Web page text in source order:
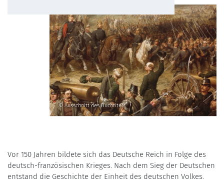
© Ausschnitt des Buchtitels
Vor 150 Jahren bildete sich das Deutsche Reich in Folge des
deutsch-französischen Krieges. Nach dem Sieg der Deutschen
entstand die Geschichte der Einheit des deutschen Volkes.